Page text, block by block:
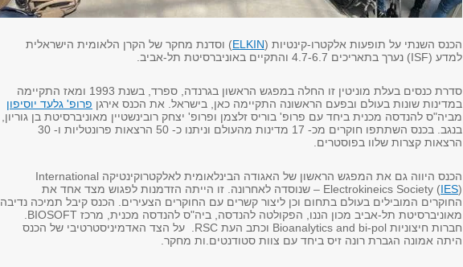
הכנס השנתי על תופעות אלקטרו-קינטיות (ELKIN) וסדנת מחקר של הקרן הלאומית הישראלית
למדע (ISF) נערך בתאריכים 4.7-6.7 והתקיים באוניברסיטת תל-אביב.
סדרת כנסים בעלת מוניטין זו החלה במפגש הראשון בגרנדה, ספרד, בשנת 1993 ומאז התקיימה
במדינות שונות בעולם ובפעם הראשונה התקיימה כאן, בישראל. את הכנס אירגן פרופ' גלעד יוסיפון
מביה"ס להנדסה מכנית ביחד עם פרופ' בוריס זלצמן ופרופ' יצחק רובינשטיין מאוניברסיטת בן גוריון,
בנגב. בכנס השתתפו חוקרים מכ- 17 מדינות מהעולם וניתנו כ- 50 הרצאות פרונטליות ו- 30
הרצאות קצרות שלוו בפוסטרים.
הכנס היווה גם את המפגש הראשון של האגודה הבינלאומית לאלקטרוקינטיקה International
Electrokineics Society (IES
) – שנוסדה לאחרונה. זו הייתה הזדמנות לפגוש מצד אחד את
החוקרים המובילים בעולם בתחום וכן ליצור קשרים עם החוקרים הצעירים. הכנס קיבל תמיכה נדיבה
חברות חיצוניות Bioanalytics and bi-pol וכתב העת RSC. על הצד האדמיניסטרטיבי של הכנס
היתה אמונה הגברת רונה זיס ביחד עם צוות סטודנטים.ות מחקר.